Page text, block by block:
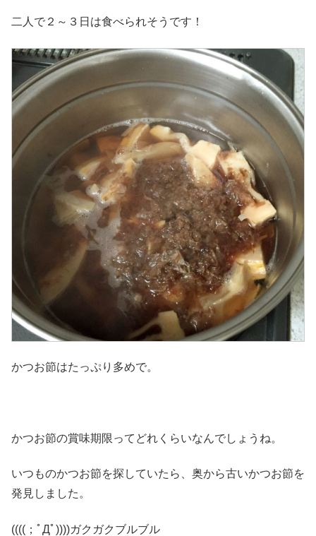
二人で２～３日は食べられそうです！
かつお節はたっぷり多めで。
かつお節の賞味期限ってどれくらいなんでしょうね。
いつものかつお節を探していたら、奥から古いかつお節を
発見しました。
((((；ﾟДﾟ))))ガクガクブルブル